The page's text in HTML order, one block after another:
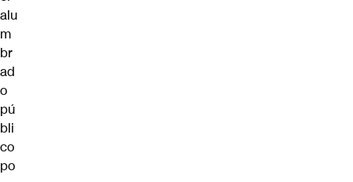
alu
m
br
ad
o
pú
bli
co
po